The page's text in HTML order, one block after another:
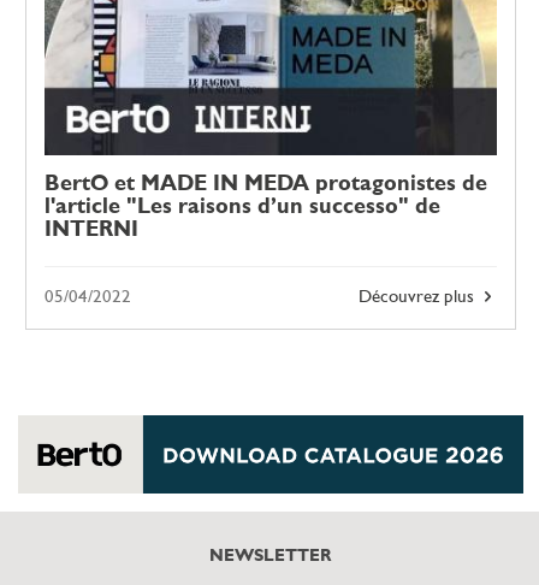
BertO et MADE IN MEDA protagonistes de
l'article "Les raisons d’un successo" de
INTERNI
Découvrez plus
05/04/2022
NEWSLETTER